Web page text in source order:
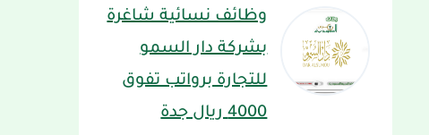
وظائف نسائية شاغرة
بشركة دار السمو
للتجارة برواتب تفوق
4000 ريال جدة